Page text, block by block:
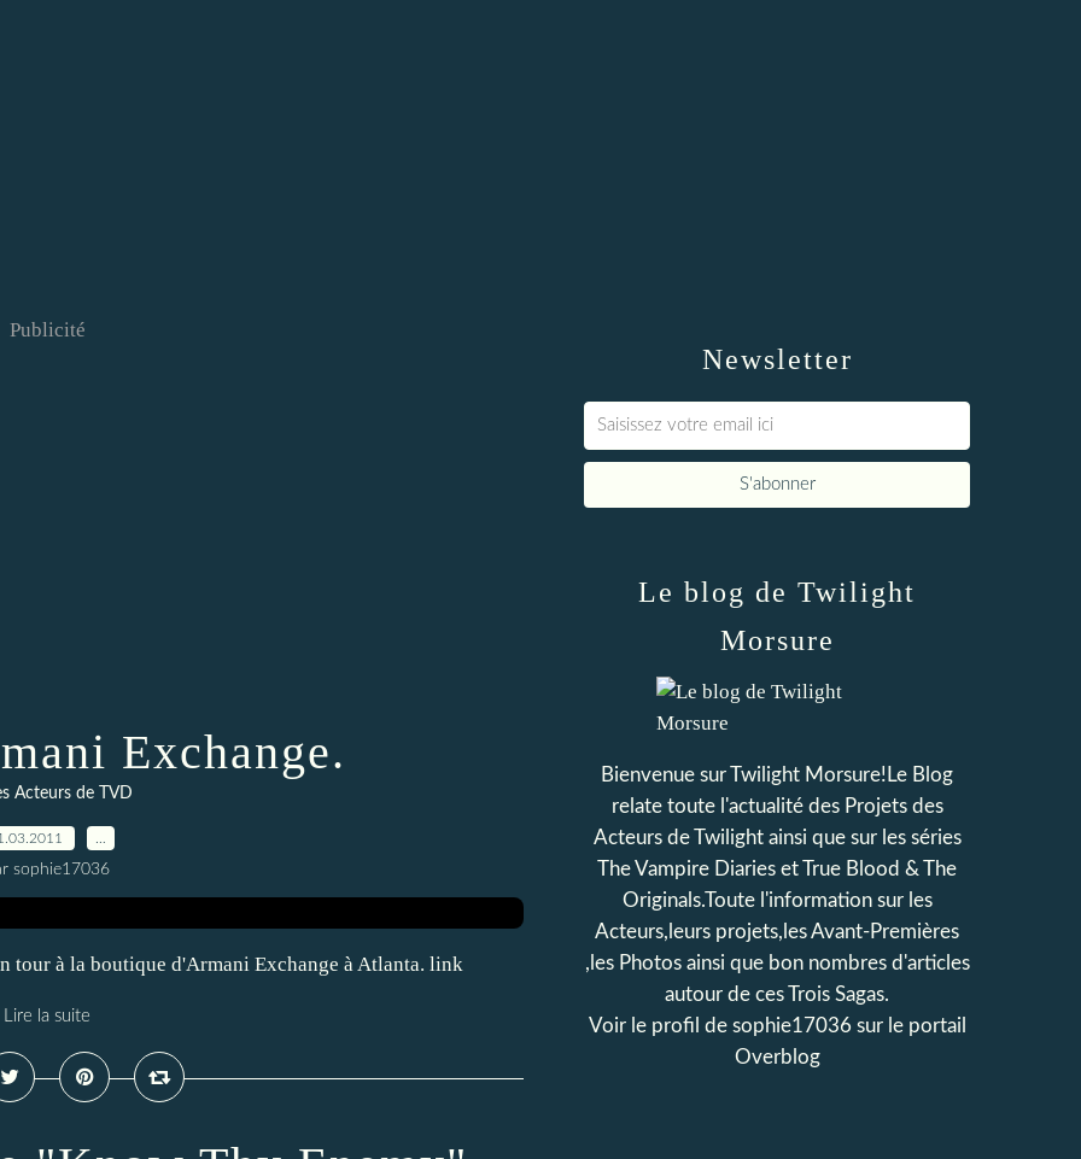
Publicité
Exchange.
Acteurs de TVD
sophie17036
tour à la boutique d'Armani Exchange à Atlanta. link
Lire la suite
Newsletter
Le blog de Twilight
Morsure
Bienvenue sur Twilight Morsure!Le Blog
relate toute l'actualité des Projets des
Acteurs de Twilight ainsi que sur les séries
The Vampire Diaries et True Blood & The
Originals.Toute l'information sur les
Acteurs,leurs projets,les Avant-Premières
,les Photos ainsi que bon nombres d'articles
autour de ces Trois Sagas.
Voir le profil de sophie17036 sur le portail
Overblog